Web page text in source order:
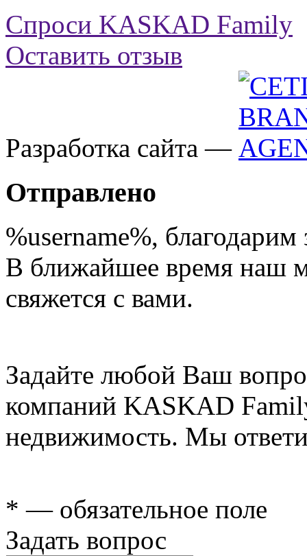
Спроси KASKAD Family
Оставить отзыв
Разработка сайта —
Отправлено
%username%, благодарим
В ближайшее время наш
свяжется с вами.
Задайте любой Ваш
компаний KASKAD
недвижимость. Мы
* — обязательное поле
Задать вопрос